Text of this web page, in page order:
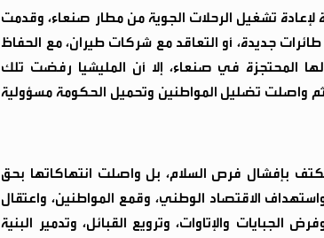
لإعادة تشغيل الرحلات الجوية من مطار صنعاء، وقدمت
جديدة، أو التعاقد مع شركات طيران، مع الحفاظ
المحتجزة في صنعاء، إلا أن المليشيا رفضت تلك
واصلت تضليل المواطنين وتحميل الحكومة مسؤولية
تكتف بإفشال فرص السلام، بل واصلت انتهاكاتها بحق
الاقتصاد الوطني، وقمع المواطنين، واعتقال
والإتاوات، وترويع القبائل، وتدمير البنية